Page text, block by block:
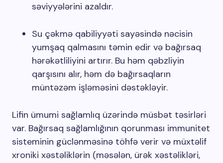
səviyyələrini azaldır.
Su çəkmə qabiliyyəti sayəsində nəcisin
yumşaq qalmasını təmin edir və bağırsaq
hərəkətliliyini artırır. Bu həm qəbzliyin
qarşısını alır, həm də bağırsaqların
müntəzəm işləməsini dəstəkləyir.
Lifin ümumi sağlamlıq üzərində müsbət təsirləri
var. Bağırsaq sağlamlığının qorunması immunitet
sisteminin güclənməsinə töhfə verir və müxtəlif
xroniki xəstəliklərin (məsələn, ürək xəstəlikləri,